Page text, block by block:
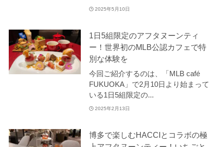
2025年5月10日
1日5組限定のアフタヌーンティ
ー！世界初のMLB公認カフェで特
別な体験を
今回ご紹介するのは、「MLB café
FUKUOKA」で2月10日より始まって
いる1日5組限定の...
2025年2月13日
博多で楽しむHACCIとコラボの極